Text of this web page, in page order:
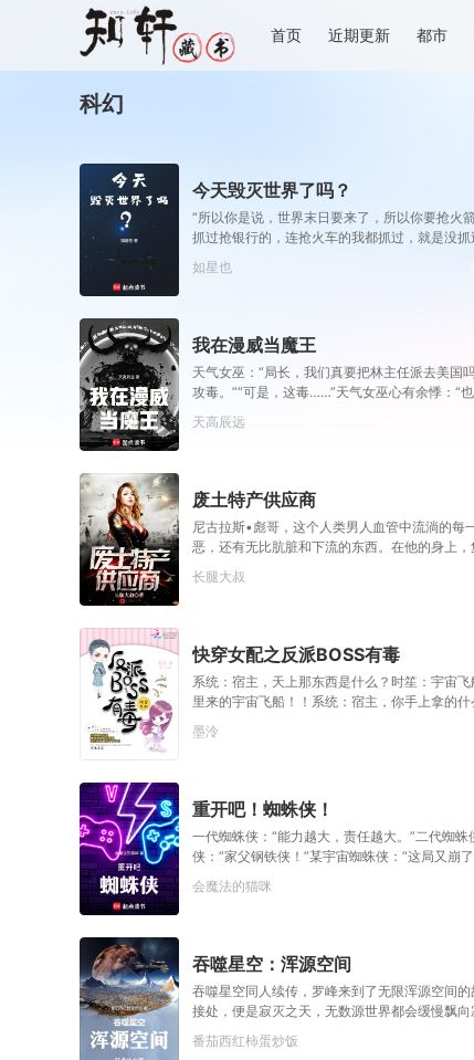
首页 近期更新 都市
科幻
今天毁灭世界了吗？
“所以你是说，世界末日要来了，所以你要抢火
抓过抢银行的，连抢火车的我都抓过，就是没抓
你真把火箭抢下来了，你会开吗？”坐在男人对
的，我已经开过无数次了。”“还有，你们真得
如星也
我在漫威当魔王
天气女巫：“局长，我们真要把林主任派去美国
攻毒。”“可是，这毒……”天气女巫心有余悸：“
民……”郑贤憋着笑：“要遭老罪咯！”于是，《
白胡子海贼团在纽约掀起“顶上战争”，哥斯拉登
天高辰远
废土特产供应商
尼古拉斯•彪哥，这个人类男人血管中流淌的每
恶，还有无比肮脏和下流的东西。在他的身上
私、是无数拾荒者们的救世主，他斤斤计较、
破了世界原有的秩序，无数人因为他掀起的战
萨尔•杜隆坦
长腿大叔
快穿女配之反派BOSS有毒
系统：宿主，天上那东西是什么？时笙：宇宙
里来的宇宙飞船！！系统：宿主，你手上拿的
技位面，哪里来的上古神器！！等等……宿主
CPヾ(^▽^*)))
墨泠
重开吧！蜘蛛侠！
一代蜘蛛侠：“能力越大，责任越大。”二代蜘
侠：“家父钢铁侠！”某宇宙蜘蛛侠：“这局又崩
元宇宙，幸运的成为了该宇宙的蜘蛛侠。但他
停列车的超级力量。也没有二代蜘蛛侠堪比电
启复活赛，成功赢得复活赛，复活后可获得各种
样红蓝配色的黑化超人，夏洛陷入了沉思。“这
过！”“重开！重开！这局复活赛我要重开啊！”
会魔法的猫咪
吞噬星空：浑源空间
吞噬星空同人续传，罗峰来到了无限浑源空间
接处，便是寂灭之天，无数源世界都会缓慢飘
有领主级浑源生命，才能够抵挡‘寂灭之天’的灭
柱’（时空轴心），其内部名为浑源天渊（也称
番茄西红柿蛋炒饭